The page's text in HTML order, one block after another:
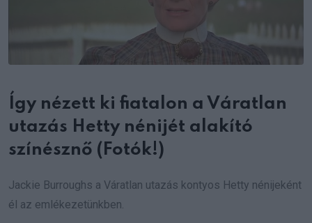
Így nézett ki fiatalon a Váratlan
utazás Hetty nénijét alakító
színésznő (Fotók!)
Jackie Burroughs a Váratlan utazás kontyos Hetty nénijeként
él az emlékezetünkben.